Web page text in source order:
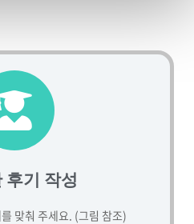
후기 작성
를 맞춰 주세요. (그림 참조)